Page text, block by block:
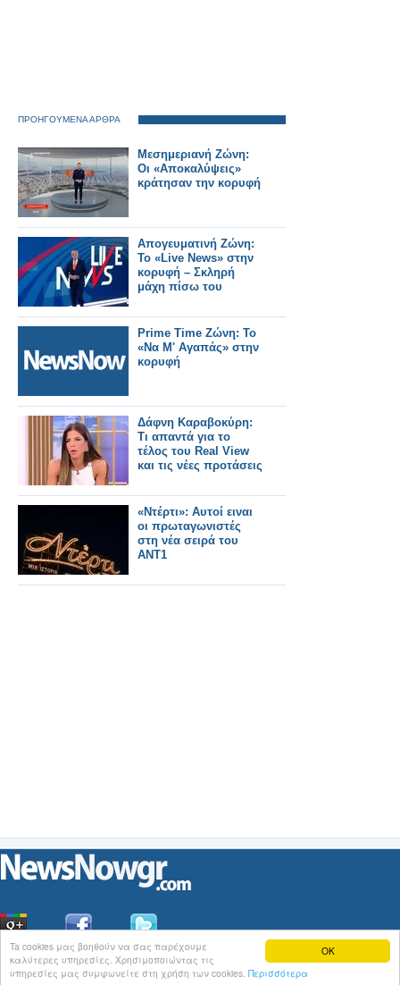
OK
Ta cookies μας βοηθούν να σας παρέχουμε
καλύτερες υπηρεσίες. Χρησιμοποιώντας τις
υπηρεσίες μας συμφωνείτε στη χρήση των cookies. Περισσότερα
ΠΡΟΗΓΟΥΜΕΝΑ ΑΡΘΡΑ
Μεσημεριανή Ζώνη:
Οι «Αποκαλύψεις»
κράτησαν την κορυφή
Απογευματινή Ζώνη:
Το «Live News» στην
κορυφή – Σκληρή
μάχη πίσω του
Prime Time Ζώνη: Το
«Να Μ' Αγαπάς» στην
κορυφή
Δάφνη Καραβοκύρη:
Τι απαντά για το
τέλος του Real View
και τις νέες προτάσεις
«Ντέρτι»: Αυτοί ειναι
οι πρωταγωνιστές
στη νέα σειρά του
ΑΝΤ1
ΟιΕιδήσεις του NewsNowgr.com στοiNews
Σχετικά με το NewsNowgr.com | Αποποίηση Ευθυνών | Διαγραφή ή Τροποποίηση Άρθρων |